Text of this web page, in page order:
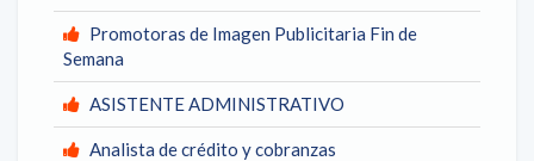
Promotoras de Imagen Publicitaria Fin de
Semana
ASISTENTE ADMINISTRATIVO
Analista de crédito y cobranzas